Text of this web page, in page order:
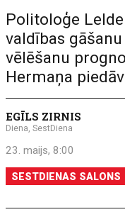
Politoloģe
valdības
vēlēšanu
Hermaņa
EGĪLS ZIRNIS
Diena, SestDiena
23. maijs, 8:00
SESTDIENAS SALONS